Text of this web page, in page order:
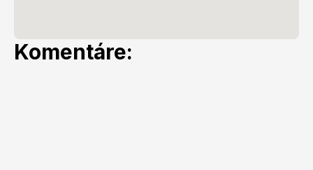
Komentáre: